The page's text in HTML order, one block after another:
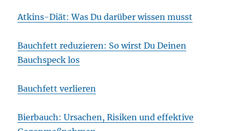
Atkins-Diät: Was Du darüber wissen musst
Bauchfett reduzieren: So wirst Du Deinen
Bauchspeck los
Bauchfett verlieren
Bierbauch: Ursachen, Risiken und effektive